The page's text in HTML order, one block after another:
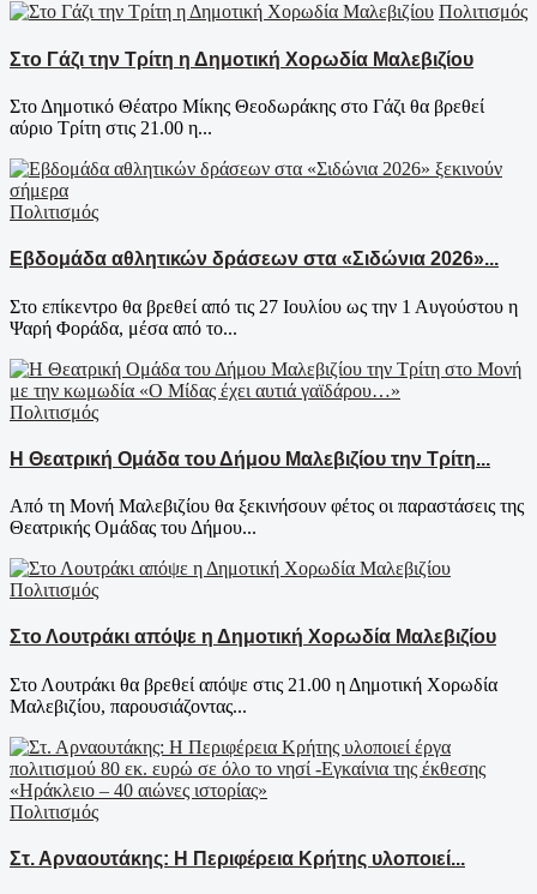
Πολιτισμός
Στο Γάζι την Τρίτη η Δημοτική Χορωδία Μαλεβιζίου
Στο Δημοτικό Θέατρο Μίκης Θεοδωράκης στο Γάζι θα βρεθεί
αύριο Τρίτη στις 21.00 η...
Πολιτισμός
Εβδομάδα αθλητικών δράσεων στα «Σιδώνια 2026»...
Στο επίκεντρο θα βρεθεί από τις 27 Ιουλίου ως την 1 Αυγούστου η
Ψαρή Φοράδα, μέσα από το...
Πολιτισμός
Η Θεατρική Ομάδα του Δήμου Μαλεβιζίου την Τρίτη...
Από τη Μονή Μαλεβιζίου θα ξεκινήσουν φέτος οι παραστάσεις της
Θεατρικής Ομάδας του Δήμου...
Πολιτισμός
Στο Λουτράκι απόψε η Δημοτική Χορωδία Μαλεβιζίου
Στο Λουτράκι θα βρεθεί απόψε στις 21.00 η Δημοτική Χορωδία
Μαλεβιζίου, παρουσιάζοντας...
Πολιτισμός
Στ. Αρναουτάκης: Η Περιφέρεια Κρήτης υλοποιεί...